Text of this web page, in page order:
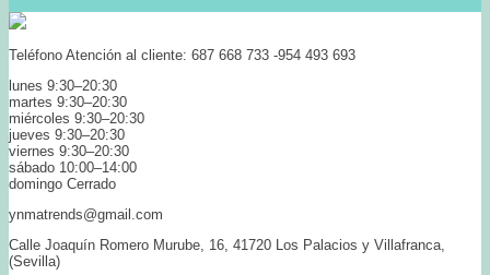
Teléfono Atención al cliente: 687 668 733 -954 493 693
lunes 9:30–20:30
martes 9:30–20:30
miércoles 9:30–20:30
jueves 9:30–20:30
viernes 9:30–20:30
sábado 10:00–14:00
domingo Cerrado
ynmatrends@gmail.com
Calle Joaquín Romero Murube, 16, 41720 Los Palacios y Villafranca,
(Sevilla)